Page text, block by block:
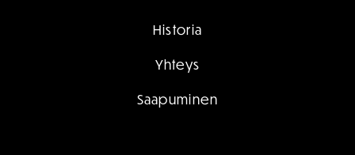
Historia
Yhteys
Saapuminen